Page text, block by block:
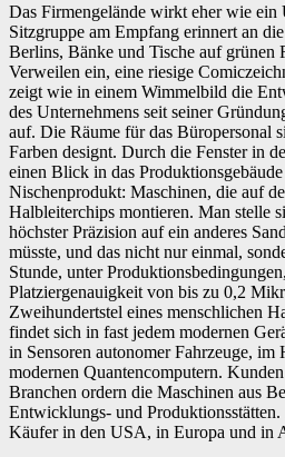
Das Firmengelände wirkt eher wie ein
Sitzgruppe am Empfang erinnert an
Berlins, Bänke und Tische auf grünen
Verweilen ein, eine riesige
zeigt wie in einem Wimmelbild die
des Unternehmens seit seiner
auf. Die Räume für das Büropersonal
Farben designt. Durch die Fenster in
einen Blick in das
Nischenprodukt: Maschinen, die auf
Halbleiterchips montieren. Man stelle
höchster Präzision auf ein anderes
müsste, und das nicht nur einmal,
Stunde, unter
Platziergenauigkeit von bis zu 0,2
Zweihundertstel eines menschlichen
findet sich in fast jedem modernen
in Sensoren autonomer Fahrzeuge, im
modernen Quantencomputern.
Branchen ordern die Maschinen aus
Entwicklungs- und
Käufer in den USA, in Europa und in